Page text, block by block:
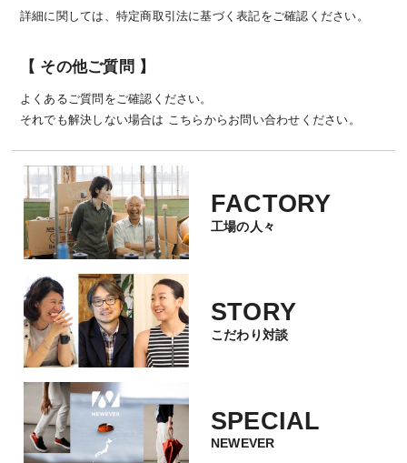
1/2となりましたが、だからこそ目が行き届くモノ
購入してくださるお客様とお子様のために1枚1枚良
いものを作っていきたいと思います。
良い職人さんとの繋がりがないとモノ作りはで
ファクトリーブランドとしての強みは素材を生かす
こと。そして、ベビー服ならではの豊富なサイズ展
詳細に関しては、 特定商取引法に基づく表記をご確認ください。
【 その他ご質問 】
よくあるご質問 をご確認ください。
それでも解決しない場合は こちら からお問い合わせください。
FACTORY
工場の人々
STORY
こだわり対談
SPECIAL
NEWEVER